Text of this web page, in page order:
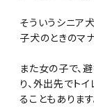
そういうシニア
子犬のときのマ
また女の子で、
り、外出先でト
ることもあります